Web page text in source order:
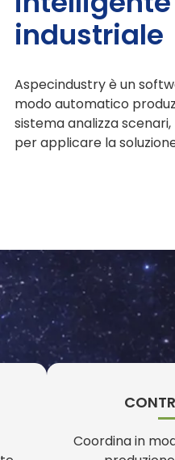
industriale
Aspecindustry è un
modo automatico
sistema analizza
per applicare la
Coordina in